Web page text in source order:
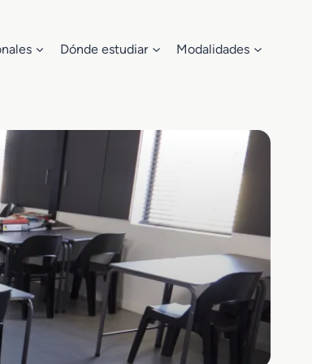
Dónde estudiar Modalidades